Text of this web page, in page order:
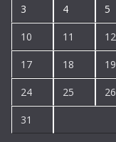
3 4 5
10 11 12
17 18 19
24 25 26
31